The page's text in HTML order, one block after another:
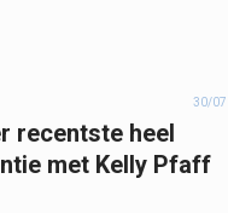
30/07
recentste heel
met Kelly Pfaff